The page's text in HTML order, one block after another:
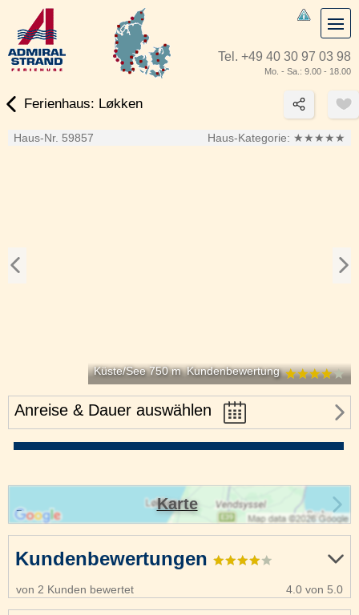
Tel. +49 40 30 97 03 98
Mo. - Sa.: 9.00 - 18.00
Ferienhaus: Løkken
Haus-Nr. 59857 Haus-Kategorie: ★★★★★
Küste/See 750 m Kundenbewertung
Anreise & Dauer auswählen
Kundenbewertungen
von 2 Kunden bewertet 4.0 von 5.0
Karte